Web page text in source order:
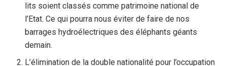
lits soient classés comme patrimoine national de
l’Etat. Ce qui pourra nous éviter de faire de nos
barrages hydroélectriques des éléphants géants
demain.
L’élimination de la double nationalité pour l’occupation